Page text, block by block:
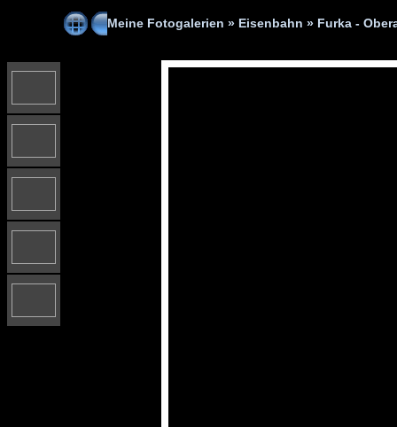
Meine Fotogalerien » Eisenbahn » Furka -